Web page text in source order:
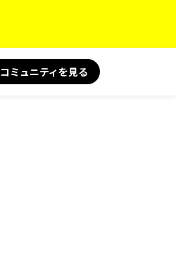
コミュニティを見る